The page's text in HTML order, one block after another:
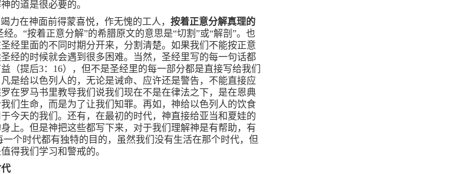
的道是很必要的。
力在神面前得蒙喜悦，作无愧的工人， 按着正意分解真理的
经。“按着正意分解”的希腊原文的意思是“切割”或“解剖”。也
经里面的不同时期分开来，分割清楚。如果我们不能按正意
经的时候就会遇到很多困难。当然，圣经里写的每一句话都
（提后3： 16），但不是圣经里的每一部分都是直接写给我们
是给以色列人的，无论是诫命、应许还是警告，不能直接应
在罗马书里教导我们说我们现在不是在律法之下，是在恩典
们生命，而是为了让我们知罪。再如，神给以色列人的饮食
今天的我们。还有，在最初的时代，神直接给亚当和夏娃的
上。但是神把这些都写下来，对于我们理解神是有帮助，有
个时代都有独特的目的，虽然我们没有生活在那个时代，但
得我们学习和警戒的。